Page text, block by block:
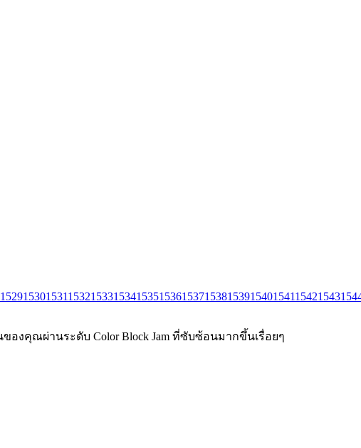
152915301531153215331534153515361537153815391540154115421543
งคุณผ่านระดับ Color Block Jam ที่ซับซ้อนมากขึ้นเรื่อยๆ